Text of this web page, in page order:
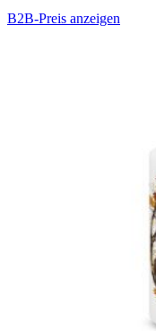
B2B-Preis anzeigen